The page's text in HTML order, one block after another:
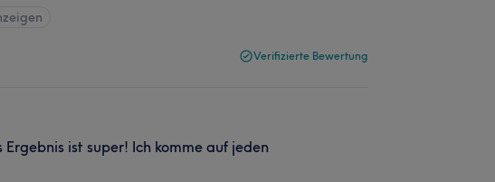
Verifizierte Bewertung
ist super! Ich komme auf jeden